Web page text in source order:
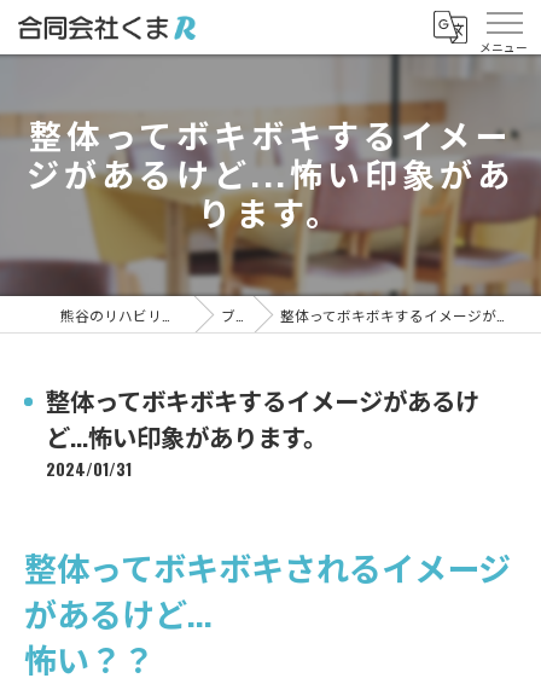
整体ってボキボキするイメー
ジがあるけど...怖い印象があ
ります。
ブログ 整体ってボキボキするイメージがあるけど...怖い印象があります。
整体ってボキボキするイメージがあるけ
ど...怖い印象があります。
2024/01/31
整体ってボキボキされるイメージ
があるけど...
怖い？？